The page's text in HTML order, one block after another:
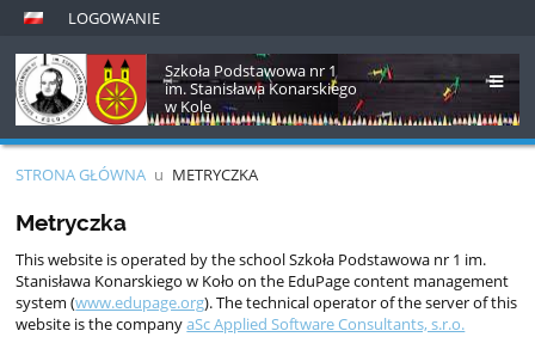
LOGOWANIE
Szkoła Podstawowa nr 1
im. Stanisława Konarskiego
w Kole
STRONA GŁÓWNA u METRYCZKA
Metryczka
Metryczka
This website is operated by the school Szkoła Podstawowa nr 1 im.
Stanisława Konarskiego w Koło on the EduPage content management
system (www.edupage.org). The technical operator of the server of this
website is the companyaSc Applied Software Consultants, s.r.o.